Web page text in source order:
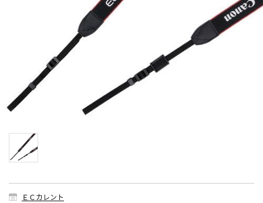
ＥＣカレント